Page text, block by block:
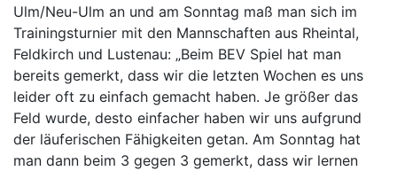
Ulm/Neu-Ulm an und am Sonntag maß man sich im
Trainingsturnier mit den Mannschaften aus Rheintal,
Feldkirch und Lustenau: „Beim BEV Spiel hat man
bereits gemerkt, dass wir die letzten Wochen es uns
leider oft zu einfach gemacht haben. Je größer das
Feld wurde, desto einfacher haben wir uns aufgrund
der läuferischen Fähigkeiten getan. Am Sonntag hat
man dann beim 3 gegen 3 gemerkt, dass wir lernen